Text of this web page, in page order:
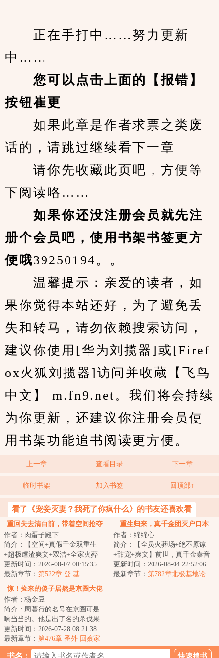
正在手打中……努力更新
中……
您可以点击上面的【报错】
按钮崔更
如果此章是作者求票之类废
话的，请跳过继续看下一章
请你先收藏此页吧，方便等
下阅读咯……
如果你还没注册会员就先注
册个会员吧，使用书架书签更方
便哦39250194。。
温馨提示：亲爱的读者，如
果你觉得本站还好，为了避免丢
失和转马，请勿依赖搜索访问，
建议你使用[华为刘揽器]或[Firef
ox火狐刘揽器]访问并收蔵【飞鸟
中文】 m.fn9.net。我们将会持续
为你更新，还建议你注册会员使
用书架功能追书阅读更方便。
上一章 查看目录 下一章
临时书架 加入书签 回顶部↑
看了《宠妾灭妻？我死了你疯什么》的书友还喜欢看
重回失去清白前，带着空间抢夺
江山
作者：肉蛋子殿下
简介：【空间+真假千金双重生
+超极虐渣爽文+双洁+全家火葬
场】&lt;br/&gt;【白切黑、貌美绝
伦贵女+禁欲、...
更新时间：2026-08-07 00:15:35
最新章节： 第522章 登 基
重生归来，真千金团灭户口本
作者：绵绵心
简介：【全员火葬场+绝不原谅
+甜宠+爽文】前世，真千金秦音
认亲回家后拼命讨好付出，渴求
亲情，临死前全...
更新时间：2026-08-04 22:52:06
最新章节： 第782章北极基地论
惊！捡来的傻子居然是京圈大佬
作者：杨金豆
简介：周暮行的名号在京圈可是
响当当的。他是出了名的杀伐果
断，腹黑无情，在一众兄弟里
面，优秀到让人望...
更新时间：2026-07-28 08:21:38
最新章节： 第476章 番外 回娘家
书名：